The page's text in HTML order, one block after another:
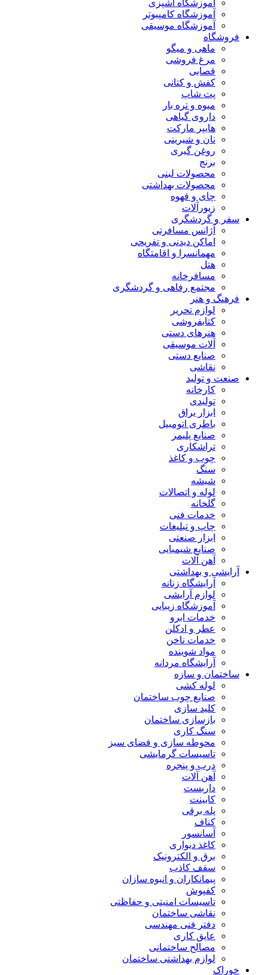
آموزشگاه آشپزی
آموزشگاه کامپیوتر
آموزشگاه موسیقی
فروشگاه
ماهی و میگو
مرغ فروشی
قصابی
کفش و کتانی
پت شاپ
میوه و تره بار
داروی گیاهی
هایپر مارکت
نان و شیرینی
روغن گیری
برنج
محصولات لبنی
محصولات بهداشتی
چای و قهوه
زیورآلات
سفر و گردشگری
آژانس مسافرتی
اماکن دیدنی و تفریحی
مهمانسرا و اقامتگاه
هتل
مسافرخانه
مجتمع رفاهی و گردشگری
فرهنگ و هنر
لوازم تحریر
کتابفروشی
هنرهای دستی
آلات موسیقی
صنایع دستی
نقاشی
صنعت و تولید
کارخانه
تولیدی
ابزار یراق
باطری اتومبیل
صنایع پلیمر
تراشکاری
چوب و کاغذ
سنگ
شیشه
لوله و اتصالات
گلخانه
خدمات فنی
چاپ و تبلیغات
ابزار صنعتی
صنایع شیمیایی
آهن آلات
آرایشی و بهداشتی
آرایشگاه زنانه
لوازم آرایشی
آموزشگاه زیبایی
خدمات ابرو
عطر و ادکلن
خدمات ناخن
مواد شوینده
آرایشگاه مردانه
ساختمان و سازه
لوله کشی
صنایع چوب ساختمان
کلید سازی
بازسازی ساختمان
سنگ کاری
محوطه سازی و فضای سبز
تاسیسات گرمایشی
درب و پنجره
آهن آلات
داربست
کابینت
پله برقی
کناف
آسانسور
کاغذ دیواری
برق و الکترونیک
سقف کاذب
پیمانکاران و انبوه سازان
کفپوش
تاسیسات امنیتی و حفاظتی
نقاشی ساختمان
دفتر فنی مهندسی
عایق کاری
مصالح ساختمانی
لوازم بهداشتی ساختمان
خوراک